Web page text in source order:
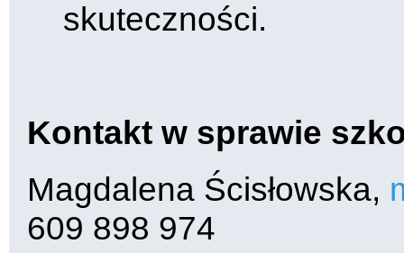
skuteczności.
Kontakt w sprawie
Magdalena Ścisłowska,
609 898 974